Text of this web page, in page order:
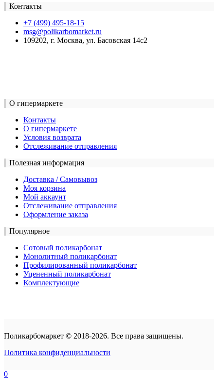
Контакты
+7 (499) 495-18-15
msg@polikarbomarket.ru
109202, г. Москва, ул. Басовская 14с2
О гипермаркете
Контакты
О гипермаркете
Условия возврата
Отслеживание отправления
Полезная информация
Доставка / Самовывоз
Моя корзина
Мой аккаунт
Отслеживание отправления
Оформление заказа
Популярное
Сотовый поликарбонат
Монолитный поликарбонат
Профилированный поликарбонат
Уцененный поликарбонат
Комплектующие
Поликарбомаркет © 2018-2026. Все права защищены.
Политика конфиденциальности
0